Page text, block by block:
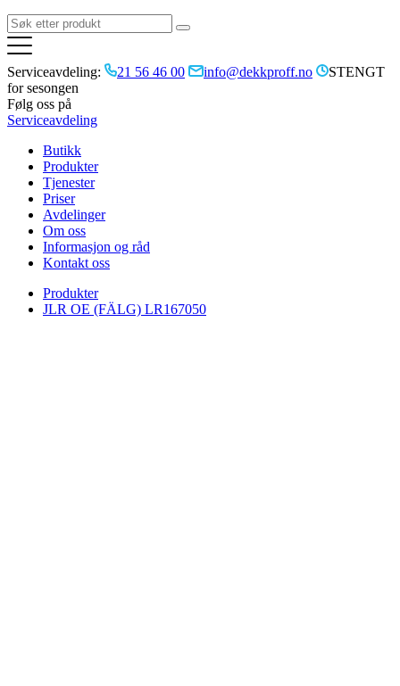
Serviceavdeling: 21 56 46 00 info@dekkproff.no
STENGT
for sesongen
Følg oss på
Serviceavdeling
Butikk
Produkter
Tjenester
Priser
Avdelinger
Om oss
Informasjon og råd
Kontakt oss
Produkter
JLR OE (FÄLG) LR167050